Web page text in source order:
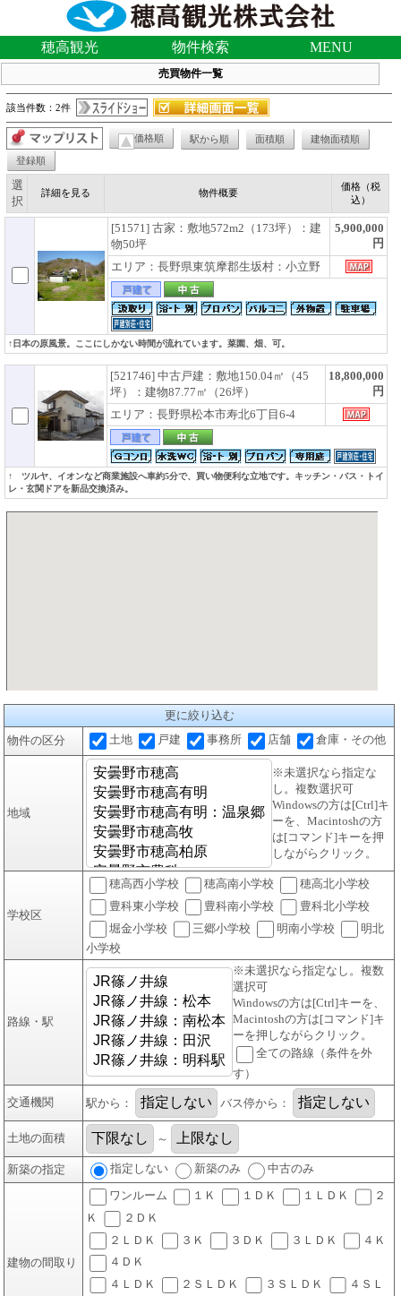
穂高観光 物件検索 MENU
売買物件一覧
該当件数：2件
価格順 駅から順 面積順 建物面積順
登録順
選
択
詳細を見る 物件概要
価格（税
込）
[51571] 古家：敷地572m2（173坪）：建
物50坪
5,900,000
円
エリア：長野県東筑摩郡生坂村：小立野
↑日本の原風景。ここにしかない時間が流れています。菜園、畑、可。
[521746] 中古戸建：敷地150.04㎡（45
坪）：建物87.77㎡（26坪）
18,800,000
円
エリア：長野県松本市寿北6丁目6-4
↑ ツルヤ、イオンなど商業施設へ車約5分で、買い物便利な立地です。キッチン・バス・トイ
レ・玄関ドアを新品交換済み。
更に絞り込む
物件の区分
土地 戸建 事務所 店舗 倉庫・その他
地域
※未選択なら指定な
し。複数選択可
Windowsの方は[Ctrl]キ
ーを、Macintoshの方
は[コマンド]キーを押
しながらクリック。
学校区
穂高西小学校 穂高南小学校
穂高北小学校
豊科東小学校
豊科南小学校
豊科北小学校
堀金小学校
三郷小学校 明南小学校
明北
小学校
路線・駅
※未選択なら指定なし。複数
選択可
Windowsの方は[Ctrl]キーを、
Macintoshの方は[コマンド]キ
ーを押しながらクリック。
全ての路線（条件を外
す）
交通機関 駅から： バス停から：
土地の面積 ～
新築の指定 指定しない 新築のみ 中古のみ
建物の間取り
ワンルーム １Ｋ １ＤＫ １ＬＤＫ
２
Ｋ
２ＤＫ
２ＬＤＫ
３Ｋ ３ＤＫ ３ＬＤＫ
４Ｋ
４ＤＫ
４ＬＤＫ
２ＳＬＤＫ ３ＳＬＤＫ
４ＳＬ